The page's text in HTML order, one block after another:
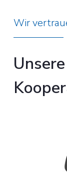
Wir
Unsere